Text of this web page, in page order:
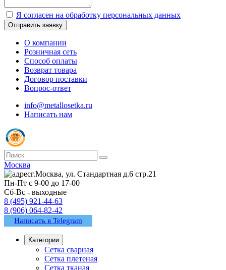
Я согласен на обработку персональных данных
Отправить заявку
О компании
Розничная сеть
Способ оплаты
Возврат товара
Договор поставки
Вопрос-ответ
info@metallosetka.ru
Написать нам
Москва
г.Москва, ул. Стандартная д.6 стр.21
Пн-Пт с 9-00 до 17-00
Сб-Вс - выходные
8 (495) 921-44-63
8 (906) 064-82-42
Написать в Telegram
Категории
Сетка сварная
Сетка плетеная
Сетка тканая